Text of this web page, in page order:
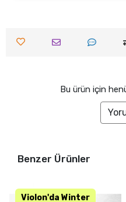
Bu ürün için
Benzer Ürünler